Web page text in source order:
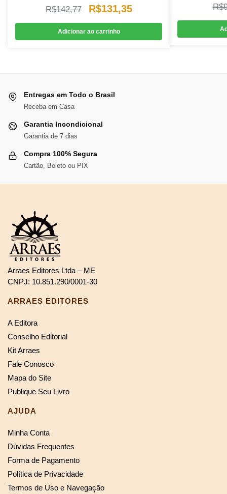
R$142,77
O
preço
original
R$131,35O
preço
atual
Adicionar ao carrinho
R$
Entregas em Todo o Brasil
Receba em Casa
Garantia Incondicional
Garantia de 7 dias
Compra 100% Segura
Cartão, Boleto ou PIX
Arraes Editores Ltda – ME
CNPJ: 10.851.290/0001-30
ARRAES EDITORES
A Editora
Conselho Editorial
Kit Arraes
Fale Conosco
Mapa do Site
Publique Seu Livro
AJUDA
Minha Conta
Dúvidas Frequentes
Forma de Pagamento
Política de Privacidade
Termos de Uso e Navegação